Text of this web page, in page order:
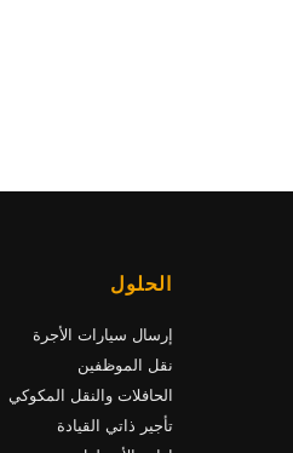
الحلول
إرسال سيارات الأجرة
نقل الموظفين
الحافلات والنقل المكوكي
تأجير ذاتي القيادة